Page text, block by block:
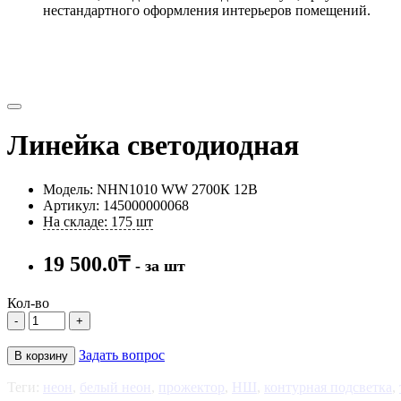
нестандартного оформления интерьеров помещений.
Линейка светодиодная
Модель: NHN1010 WW 2700К 12В
Артикул: 145000000068
На складе: 175 шт
19 500.0₸ - за шт
Кол-во
- +
В корзину Задать вопрос
Теги: неон белый неон прожектор НШ контурная подсветка